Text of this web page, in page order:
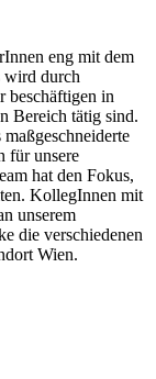
eng mit dem
wird durch
beschäftigen in
Bereich tätig sind.
für unsere
hat den Fokus,
KollegInnen mit
unserem
die verschiedenen
Wien.